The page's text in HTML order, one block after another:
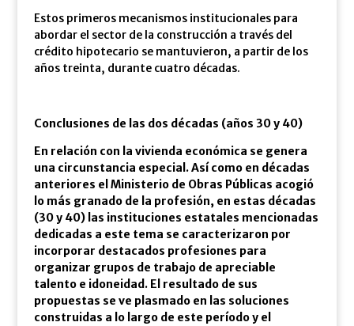
Estos primeros mecanismos institucionales para
abordar el sector de la construcción a través del
crédito hipotecario se mantuvieron, a partir de los
años treinta, durante cuatro décadas.
Conclusiones de las dos décadas (años 30 y 40)
En relación con la vivienda económica se genera
una circunstancia especial. Así como en décadas
anteriores el Ministerio de Obras Públicas acogió
lo más granado de la profesión, en estas décadas
(30 y 40) las instituciones estatales mencionadas
dedicadas a este tema se caracterizaron por
incorporar destacados profesiones para
organizar grupos de trabajo de apreciable
talento e idoneidad. El resultado de sus
propuestas se ve plasmado en las soluciones
construidas a lo largo de este período y el